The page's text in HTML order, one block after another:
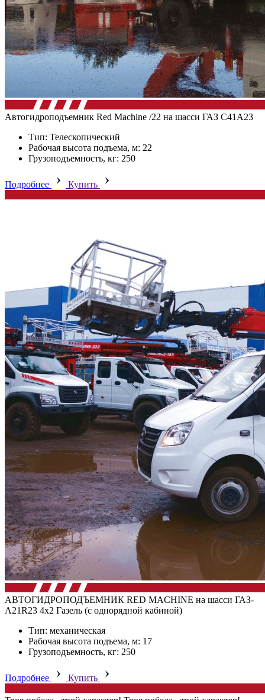
Автогидроподъемник Red Machine /22 на шасси ГАЗ C41А23
Тип: Телескопический
Рабочая высота подъема, м: 22
Грузоподъемность, кг: 250
Подробнее Купить
АВТОГИДРОПОДЪЕМНИК RED MACHINE на шасси ГАЗ-
А21R23 4х2 Газель (с однорядной кабиной)
Тип: механическая
Рабочая высота подъема, м: 17
Грузоподъемность, кг: 250
Подробнее Купить